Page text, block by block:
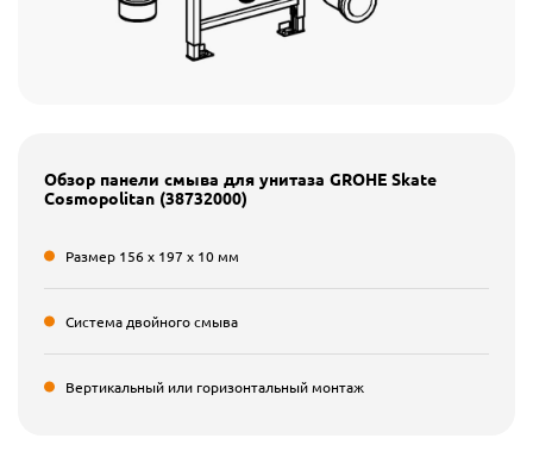
Обзор панели смыва для унитаза GROHE Skate
Cosmopolitan (38732000)
Размер 156 x 197 x 10 мм
Система двойного смыва
Вертикальный или горизонтальный монтаж